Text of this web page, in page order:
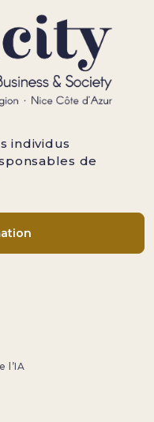
individus
de
l’IA